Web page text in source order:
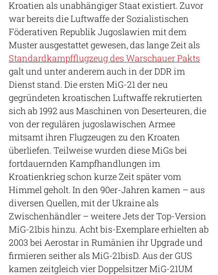
Kroatien als unabhängiger Staat existiert. Zuvor
war bereits die Luftwaffe der Sozialistischen
Föderativen Republik Jugoslawien mit dem
Muster ausgestattet gewesen, das lange Zeit als
Standardkampfflugzeug des Warschauer Pakts
galt und unter anderem auch in der DDR im
Dienst stand. Die ersten MiG-21 der neu
gegründeten kroatischen Luftwaffe rekrutierten
sich ab 1992 aus Maschinen von Deserteuren, die
von der regulären jugoslawischen Armee
mitsamt ihren Flugzeugen zu den Kroaten
überliefen. Teilweise wurden diese MiGs bei
fortdauernden Kampfhandlungen im
Kroatienkrieg schon kurze Zeit später vom
Himmel geholt. In den 90er-Jahren kamen – aus
diversen Quellen, mit der Ukraine als
Zwischenhändler – weitere Jets der Top-Version
MiG-21bis hinzu. Acht bis-Exemplare erhielten ab
2003 bei Aerostar in Rumänien ihr Upgrade und
firmieren seither als MiG-21bisD. Aus der GUS
kamen zeitgleich vier Doppelsitzer MiG-21UM